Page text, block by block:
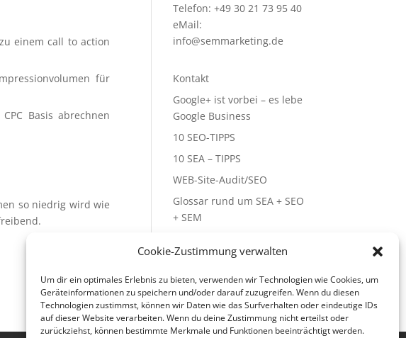
Cookie-Zustimmung verwalten
Um dir ein optimales Erlebnis zu bieten, verwenden wir Technologien wie Cookies, um
Geräteinformationen zu speichern und/oder darauf zuzugreifen. Wenn du diesen
Technologien zustimmst, können wir Daten wie das Surfverhalten oder eindeutige IDs
auf dieser Website verarbeiten. Wenn du deine Zustimmung nicht erteilst oder
zurückziehst, können bestimmte Merkmale und Funktionen beeinträchtigt werden.
einem call to action
für
Basis abrechnen
so niedrig wird wie
Telefon: +49 30 21 73 95 40
eMail:
info@semmarketing.de
Kontakt
Google+ ist vorbei – es lebe
Google Business
10 SEO-TIPPS
10 SEA – TIPPS
WEB-Site-Audit/SEO
Glossar rund um SEA + SEO
+ SEM